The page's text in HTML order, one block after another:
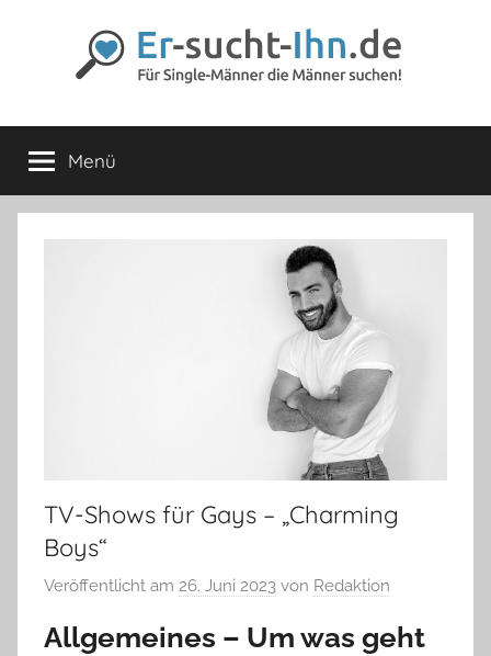
Er-
sucht-
Ihn.de
die
Männer
lieben
Menü
TV-Shows für Gays – „Charming
Boys“
Veröffentlicht am 26. Juni 2023 von Redaktion
Allgemeines – Um was geht